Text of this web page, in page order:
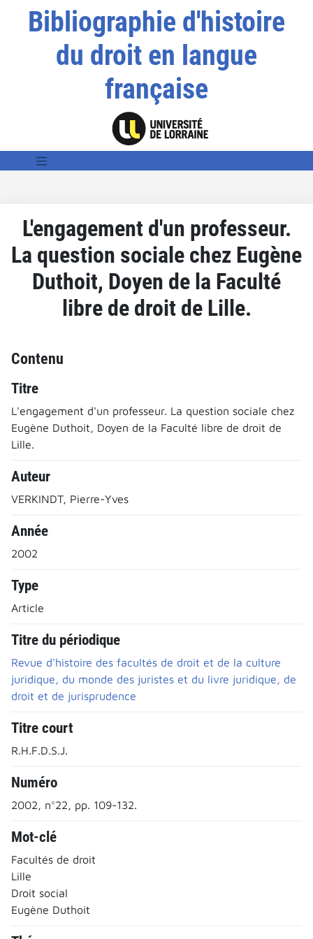
Bibliographie d'histoire
du droit en langue
française
L'engagement d'un professeur.
La question sociale chez Eugène
Duthoit, Doyen de la Faculté
libre de droit de Lille.
Contenu
Titre
L'engagement d'un professeur. La question sociale chez
Eugène Duthoit, Doyen de la Faculté libre de droit de
Lille.
Auteur
VERKINDT, Pierre-Yves
Année
2002
Type
Article
Titre du périodique
Revue d'histoire des facultés de droit et de la culture
juridique, du monde des juristes et du livre juridique, de
droit et de jurisprudence
Titre court
R.H.F.D.S.J.
Numéro
2002, n°22, pp. 109-132.
Mot-clé
Facultés de droit
Lille
Droit social
Eugène Duthoit